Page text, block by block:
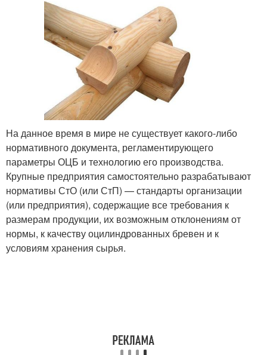
На данное время в мире не существует какого-либо
нормативного документа, регламентирующего
параметры ОЦБ и технологию его производства.
Крупные предприятия самостоятельно разрабатывают
нормативы СтО (или СтП) — стандарты организации
(или предприятия), содержащие все требования к
размерам продукции, их возможным отклонениям от
нормы, к качеству оцилиндрованных бревен и к
условиям хранения сырья.